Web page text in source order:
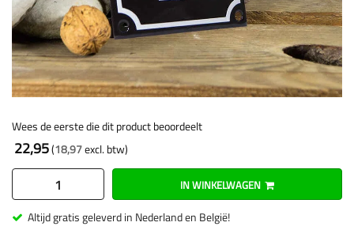
Wees de eerste die dit product beoordeelt
22,95 18,97
IN WINKELWAGEN
Altijd gratis geleverd in Nederland en België!